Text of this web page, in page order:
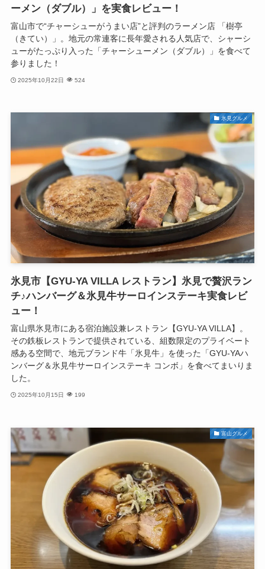
ーメン（ダブル）」を実食レビュー！
富山市で“チャーシューがうまい店”と評判のラーメン店 「樹亭
（きてい）」。地元の常連客に長年愛される人気店で、シャーシ
ューがたっぷり入った「チャーシューメン（ダブル）」を食べて
参りました！
2025年10月22日 524
氷見グルメ
氷見市【GYU-YA VILLA レストラン】氷見で贅沢ラン
チ♪ハンバーグ＆氷見牛サーロインステーキ実食レビ
ュー！
富山県氷見市にある宿泊施設兼レストラン【GYU-YA VILLA】。
その鉄板レストランで提供されている、組数限定のプライベート
感ある空間で、地元ブランド牛「氷見牛」を使った「GYU-YAハ
ンバーグ＆氷見牛サーロインステーキ コンボ」を食べてまいりま
した。
2025年10月15日 199
富山グルメ